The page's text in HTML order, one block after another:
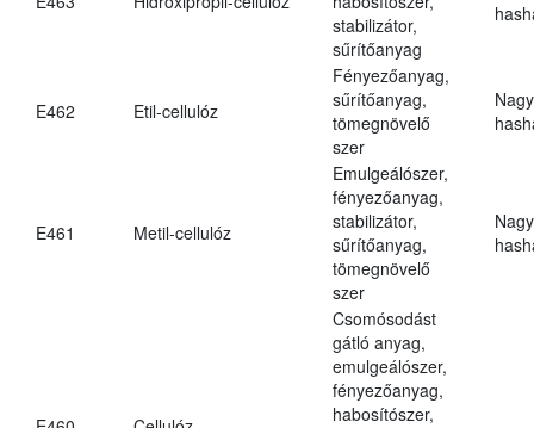
stabilizátor,
sűrítőanyag
E462 Etil-cellulóz
Fényezőanyag,
sűrítőanyag,
tömegnövelő
szer
E461 Metil-cellulóz
Emulgeálószer,
fényezőanyag,
stabilizátor,
sűrítőanyag,
tömegnövelő
szer
Csomósodást
gátló anyag,
emulgeálószer,
fényezőanyag,
habosítószer,